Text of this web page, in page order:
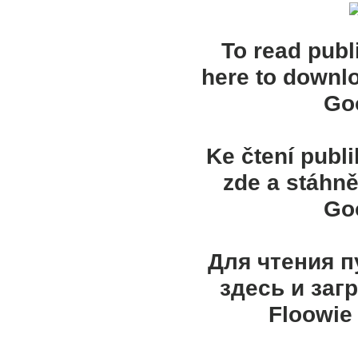
To read
here to
Ke čtení
zde a
Для чтения
здесь и
Floowie